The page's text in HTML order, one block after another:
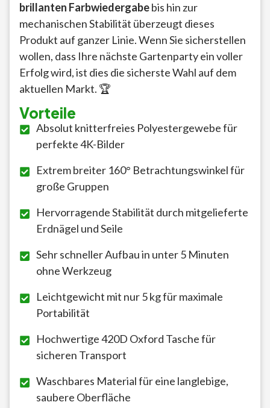
brillanten Farbwiedergabebis hin zur
mechanischen Stabilität überzeugt dieses
Produkt auf ganzer Linie. Wenn Sie sicherstellen
wollen, dass Ihre nächste Gartenparty ein voller
Erfolg wird, ist dies die sicherste Wahl auf dem
aktuellen Markt. 🏆
Vorteile
Absolut knitterfreies Polyestergewebe für
perfekte 4K-Bilder
Extrem breiter 160° Betrachtungswinkel für
große Gruppen
Hervorragende Stabilität durch mitgelieferte
Erdnägel und Seile
Sehr schneller Aufbau in unter 5 Minuten
ohne Werkzeug
Leichtgewicht mit nur 5 kg für maximale
Portabilität
Hochwertige 420D Oxford Tasche für
sicheren Transport
Waschbares Material für eine langlebige,
saubere Oberfläche